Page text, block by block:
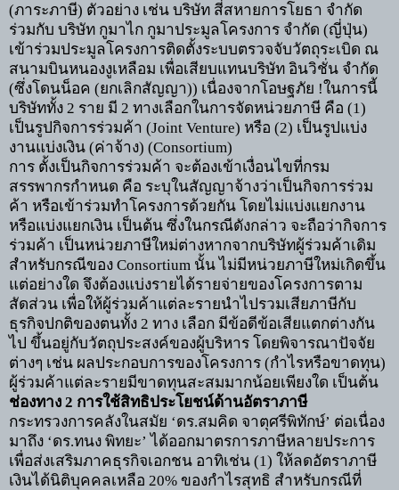
(ภาระภาษี) ตัวอย่าง เช่น บริษัท สี่สหายการโยธา จำกัด
ร่วมกับ บริษัท กูมาไก กูมาประมูลโครงการ จำกัด (ญี่ปุ่น)
เข้าร่วมประมูลโครงการติดตั้งระบบตรวจจับวัตถุระเบิด ณ
สนามบินหนองงูเหลือม เพื่อเสียบแทนบริษัท อินวิชั่น จำกัด
(ซึ่งโดนน็อค (ยกเลิกสัญญา)) เนื่องจากโอษฐภัย !ในการนี้
บริษัททั้ง 2 ราย มี 2 ทางเลือกในการจัดหน่วยภาษี คือ (1)
เป็นรูปกิจการร่วมค้า (Joint Venture) หรือ (2) เป็นรูปแบ่ง
งานแบ่งเงิน (ค่าจ้าง) (Consortium)
การ ตั้งเป็นกิจการร่วมค้า จะต้องเข้าเงื่อนไขที่กรม
สรรพากรกำหนด คือ ระบุในสัญญาจ้างว่าเป็นกิจการร่วม
ค้า หรือเข้าร่วมทำโครงการด้วยกัน โดยไม่แบ่งแยกงาน
หรือแบ่งแยกเงิน เป็นต้น ซึ่งในกรณีดังกล่าว จะถือว่ากิจการ
ร่วมค้า เป็นหน่วยภาษีใหม่ต่างหากจากบริษัทผู้ร่วมค้าเดิม
สำหรับกรณีของ Consortium นั้น ไม่มีหน่วยภาษีใหม่เกิดขึ้น
แต่อย่างใด จึงต้องแบ่งรายได้รายจ่ายของโครงการตาม
สัดส่วน เพื่อให้ผู้ร่วมค้าแต่ละรายนำไปรวมเสียภาษีกับ
ธุรกิจปกติของตนทั้ง 2 ทาง เลือก มีข้อดีข้อเสียแตกต่างกัน
ไป ขึ้นอยู่กับวัตถุประสงค์ของผู้บริหาร โดยพิจารณาปัจจัย
ต่างๆ เช่น ผลประกอบการของโครงการ (กำไรหรือขาดทุน)
ผู้ร่วมค้าแต่ละรายมีขาดทุนสะสมมากน้อยเพียงใด เป็นต้น
ช่องทาง 2 การใช้สิทธิประโยชน์ด้านอัตราภาษี
กระทรวงการคลังในสมัย ‘ดร.สมคิด จาตุศรีพิทักษ์’ ต่อเนื่อง
มาถึง ‘ดร.ทนง พิทยะ’ได้ออกมาตรการภาษีหลายประการ
เพื่อส่งเสริมภาคธุรกิจเอกชน อาทิเช่น (1) ให้ลดอัตราภาษี
เงินได้นิติบุคคลเหลือ 20% ของกำไรสุทธิ สำหรับกรณีที่